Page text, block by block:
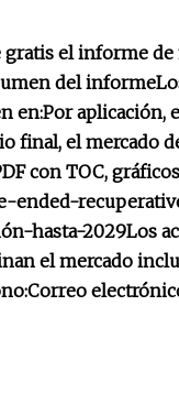
gratis el informe de
del informe
en:Por aplicación,
final, el mercado
con TOC,
ended-
hasta-2029Los
el mercado
Correo